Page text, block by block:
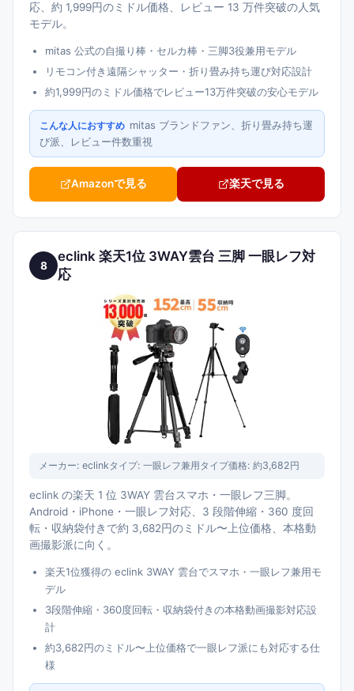
応、約 1,999円のミドル価格、レビュー 13 万件突破の人気
モデル。
mitas 公式の自撮り棒・セルカ棒・三脚3役兼用モデル
リモコン付き遠隔シャッター・折り畳み持ち運び対応設計
約1,999円のミドル価格でレビュー13万件突破の安心モデル
こんな人におすすめ mitas ブランドファン、折り畳み持ち運
び派、レビュー件数重視
Amazonで見る 楽天で見る
8
eclink 楽天1位 3WAY雲台 三脚 一眼レフ対
応
メーカー: eclinkタイプ: 一眼レフ兼用タイプ価格: 約3,682円
eclink の楽天 1 位 3WAY 雲台スマホ・一眼レフ三脚。
Android・iPhone・一眼レフ対応、3 段階伸縮・360 度回
転・収納袋付きで約 3,682円のミドル〜上位価格、本格動
画撮影派に向く。
楽天1位獲得の eclink 3WAY 雲台でスマホ・一眼レフ兼用モ
デル
3段階伸縮・360度回転・収納袋付きの本格動画撮影対応設
計
約3,682円のミドル〜上位価格で一眼レフ派にも対応する仕
様